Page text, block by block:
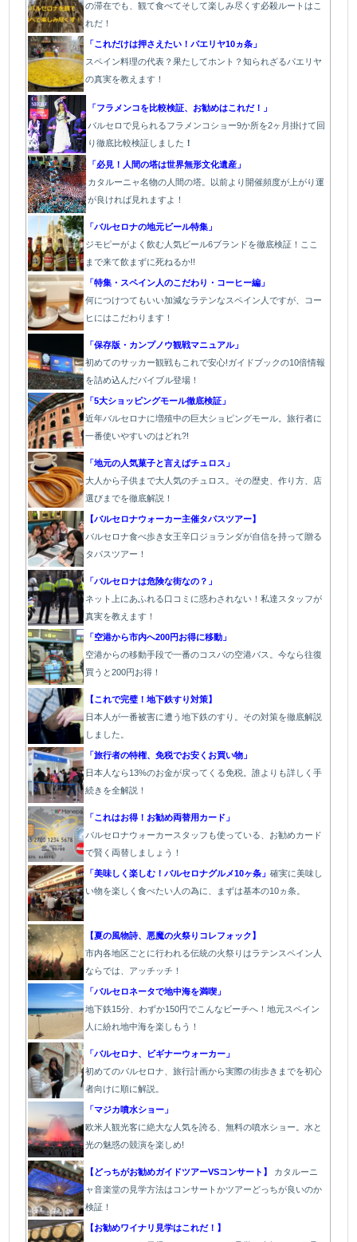
の滞在でも、観て食べてそして楽しみ尽くす必殺ルートはこ
れだ！
「これだけは押さえたい！パエリヤ10ヵ条」
スペイン料理の代表？果たしてホント？知られざるパエリヤ
の真実を教えます！
「フラメンコを比較検証、お勧めはこれだ！」
バルセロで見られるフラメンコショー9か所を2ヶ月掛けて回
り徹底比較検証しました ！
「必見！人間の塔は世界無形文化遺産」
カタルーニャ名物の人間の塔。以前より開催頻度が上がり運
が良ければ見れますよ！
「バルセロナの地元ビール特集」
ジモピーがよく飲む人気ビール6ブランドを徹底検証！ここ
まで来て飲まずに死ねるか!!
「特集・スペイン人のこだわり・コーヒー編」
何につけつてもいい加減なラテンなスペイン人ですが、コー
ヒにはこだわります ！
「保存版・カンプノウ観戦マニュアル」
初めてのサッカー観戦もこれで安心!ガイドブックの10倍情報
を詰め込んだバイブル登場！
「5大ショッピングモール徹底検証」
近年バルセロナに増殖中の巨大ショピングモール。旅行者に
一番使いやすいのはどれ?!
「地元の人気菓子と言えばチュロス」
大人から子供まで大人気のチュロス。その歴史、作り方、店
選びまでを徹底解説！
【バルセロナウォーカー主催タパスツアー】
バルセロナ食べ歩き女王辛口ジョランダが自信を持って贈る
タパスツアー！
「バルセロナは危険な街なの？」
ネット上にあふれる口コミに惑わされない！私達スタッフが
真実を教えます！
「空港から市内へ200円お得に移動」
空港からの移動手段で一番のコスパの空港バス。今なら往復
買うと200円お得！
【これで完璧！地下鉄すり対策】
日本人が一番被害に遭う地下鉄のすり。その対策を徹底解説
しました。
「旅行者の特権、免税でお安くお買い物」
日本人なら13%のお金が戻ってくる免税。誰よりも詳しく手
続きを全解説！
「これはお得！お勧め両替用カード」
バルセロナウォーカースタッフも使っている、お勧めカード
で賢く両替しましょう！
「美味しく楽しむ！バルセロナグルメ10ヶ条」確実に美味し
い物を楽しく食べたい人の為に、まずは基本の10ヵ条。
【夏の風物詩、悪魔の火祭りコレフォック】
市内各地区ごとに行われる伝統の火祭りはラテンスペイン人
ならでは、アッチッチ！
「バルセロネータで地中海を満喫」
地下鉄15分、わずか150円でこんなビーチへ！地元スペイン
人に紛れ地中海を楽しもう！
「バルセロナ、ビギナーウォーカー」
初めてのバルセロナ、旅行計画から実際の街歩きまでを初心
者向けに順に解説。
「マジカ噴水ショー」
欧米人観光客に絶大な人気を誇る、無料の噴水ショー。水と
光の魅惑の競演を楽しめ!
【どっちがお勧めガイドツアーVSコンサート】
カタルーニ
ャ音楽堂の見学方法はコンサートかツアーどっちが良いのか
検証！
【お勧めワイナリ見学はこれだ！】